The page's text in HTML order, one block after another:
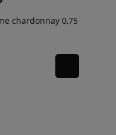
chardonnay 0,75